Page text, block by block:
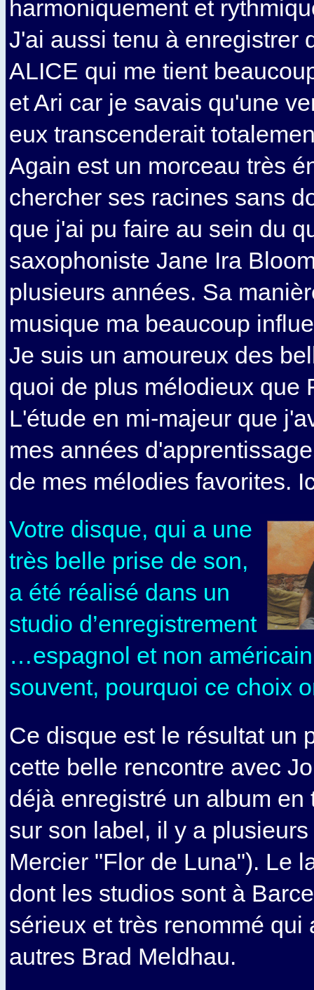
harmoniquement et
J'ai aussi tenu à enregistrer
ALICE qui me tient
et Ari car je savais qu'une
eux transcenderait
Again est un morceau très
chercher ses racines sans
que j'ai pu faire au sein du
saxophoniste Jane Ira
plusieurs années. Sa
musique ma beaucoup
Je suis un amoureux des
quoi de plus mélodieux que
L'étude en mi-majeur que
mes années
de mes mélodies favorites.
Votre disque, qui a une
très belle prise de son,
a été réalisé dans un
studio d’enregistrement
…espagnol et non
souvent, pourquoi ce choix
Ce disque est le résultat un
cette belle rencontre avec
déjà enregistré un album en
sur son label, il y a
Mercier "Flor de Luna"). Le
dont les studios sont à
sérieux et très renommé qui
autres Brad Meldhau.